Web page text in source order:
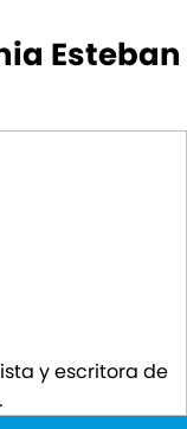
Esteban
y escritora de